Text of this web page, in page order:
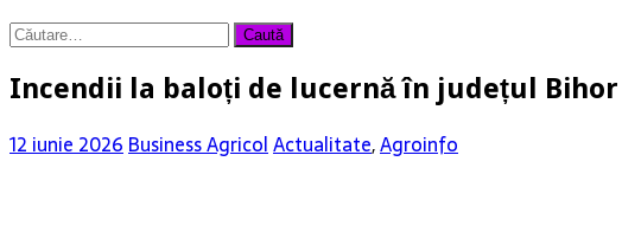
Caută
Incendii la baloți de lucernă în județul
12 iunie 2026 Business AgricolActualitate,Agroinfo